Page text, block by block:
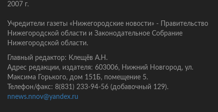
2007 г.
Учредители газеты «Нижегородские новости» - Правительство
Нижегородской области и Законодательное Собрание
Нижегородской области.
Главный редактор: Клещёв А.Н.
Адрес редакции, издателя: 603006, Нижний Новгород, ул.
Максима Горького, дом 151Б, помещение 5.
Телефон/факс: 8(831) 233-94-56 (добавочный 129).
nnews.nnov@yandex.ru